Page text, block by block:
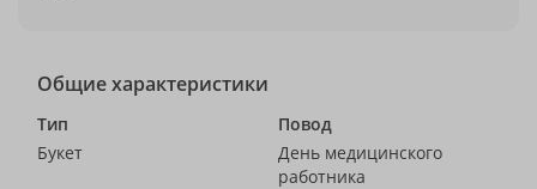
Общие характеристики
Тип
Букет
Повод
День медицинского
работника